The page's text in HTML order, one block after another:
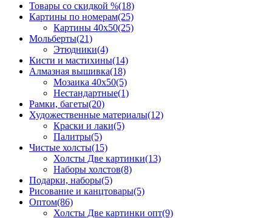
Товары со скидкой %(18)
Картины по номерам(25)
Картины 40x50(25)
Мольберты(21)
Этюдники(4)
Кисти и мастихины(14)
Алмазная вышивка(18)
Мозаика 40x50(5)
Нестандартные(1)
Рамки, багеты(20)
Художественные материалы(12)
Краски и лаки(5)
Палитры(5)
Чистые холсты(15)
Холсты Две картинки(13)
Наборы холстов(8)
Подарки, наборы(5)
Рисование и канцтовары(5)
Оптом(86)
Холсты Две картинки опт(9)